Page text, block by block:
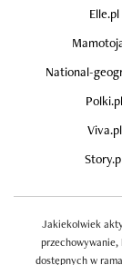
Elle.pl
National-
Polki.pl
Viva.pl
Jakiekolwiek
dostępnych w